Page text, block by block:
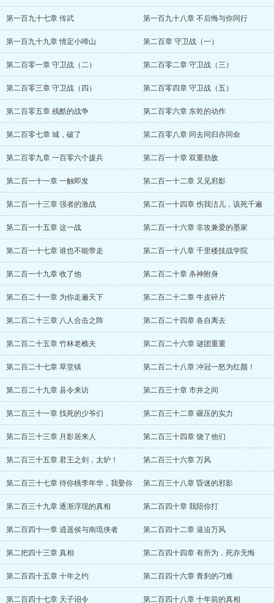
第一百九十七章 传武 第一百九十八章 不后悔与你同行
第一百九十九章 情定小啼山 第二百章 守卫战（一）
第二百零一章 守卫战（二） 第二百零二章 守卫战（三）
第二百零三章 守卫战（四） 第二百零四章 守卫战（五）
第二百零五章 残酷的战争 第二百零六章 东乾的动作
第二百零七章 城，破了 第二百零八章 同去同归亦同命
第二百零九章 一百零六个援兵 第二百一十章 双重劲敌
第二百一十一章 一触即发 第二百一十二章 又见邪影
第二百一十三章 强者的激战 第二百一十四章 伤我洁儿，该死千遍
第二百一十五章 这一战 第二百一十六章 非攻兼爱的墨家
第二百一十七章 谁也不能带走 第二百一十八章 千里楼技战学院
第二百一十九章 收了他 第二百二十章 杀神附身
第二百二十一章 为你走遍天下 第二百二十二章 牛皮碎片
第二百二十三章 八人合击之阵 第二百二十四章 各自离去
第二百二十五章 竹林老樵夫 第二百二十六章 谜团重重
第二百二十七章 草堂镇 第二百二十八章 冲冠一怒为红颜！
第二百二十九章 县令来访 第二百三十章 市井之间
第二百三十一章 找死的少爷们 第二百三十二章 碾压的实力
第二百三十三章 月影居来人 第二百三十四章 饶了他们
第二百三十五章 君王之剑，太炉！ 第二百三十六章 万风
第二百三十七章 待你桃李年华，我娶你 第二百三十八章 昏迷的邪影
第二百三十九章 逐渐浮现的真相 第二百四十章 我陪你打
第二百四十一章 逍遥侯与南琉侠者 第二百四十二章 逼迫万风
第二把四十三章 真相 第二百四十四章 有所为，死亦无悔
第二百四十五章 十年之约 第二百四十六章 青刹的刁难
第二百四十七章 天子诏令 第二百四十八章 十年前的真相